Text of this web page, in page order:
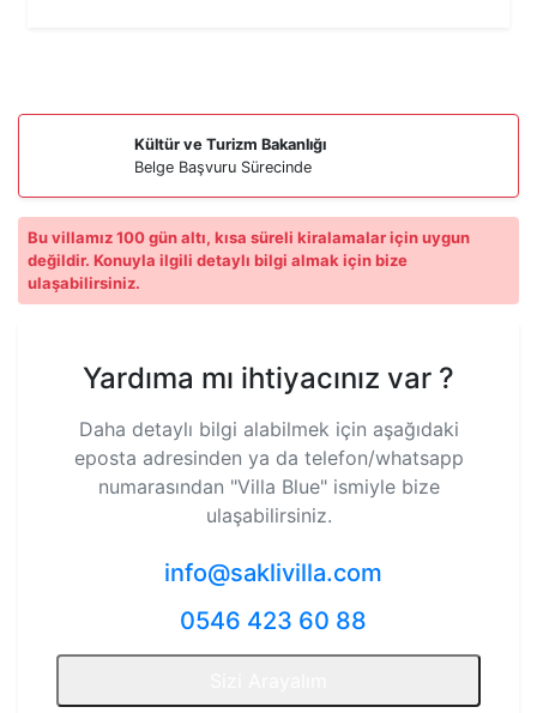
Kültür ve Turizm Bakanlığı
Belge Başvuru Sürecinde
Bu villamız 100 gün altı, kısa süreli kiralamalar için uygun
değildir. Konuyla ilgili detaylı bilgi almak için bize
ulaşabilirsiniz.
Yardıma mı ihtiyacınız var ?
Daha detaylı bilgi alabilmek için aşağıdaki
eposta adresinden ya da telefon/whatsapp
numarasından "Villa Blue"ismiyle bize
ulaşabilirsiniz.
info@saklivilla.com
0546 423 60 88